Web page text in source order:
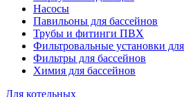
Насосы
Павильоны для бассейнов
Трубы и фитинги ПВХ
Фильтровальные установки
Фильтры для бассейнов
Химия для бассейнов
Для котельных